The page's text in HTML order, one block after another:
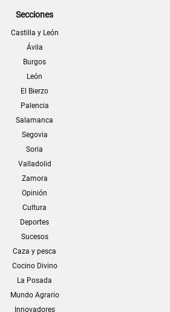
Secciones
Castilla y León
Ávila
Burgos
León
El Bierzo
Palencia
Salamanca
Segovia
Soria
Valladolid
Zamora
Opinión
Cultura
Deportes
Sucesos
Caza y pesca
Cocino Divino
La Posada
Mundo Agrario
Innovadores